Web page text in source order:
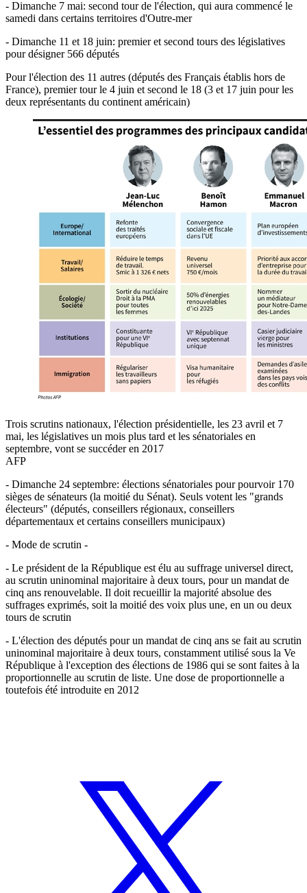
- Dimanche 7 mai: second tour de l'élection, qui aura commencé le
samedi dans certains territoires d'Outre-mer
- Dimanche 11 et 18 juin: premier et second tours des législatives
pour désigner 566 députés
Pour l'élection des 11 autres (députés des Français établis hors de
France), premier tour le 4 juin et second le 18 (3 et 17 juin pour les
deux représentants du continent américain)
Trois scrutins nationaux, l'élection présidentielle, les 23 avril et 7
mai, les législatives un mois plus tard et les sénatoriales en
septembre, vont se succéder en 2017
AFP
- Dimanche 24 septembre: élections sénatoriales pour pourvoir 170
sièges de sénateurs (la moitié du Sénat). Seuls votent les "grands
électeurs" (députés, conseillers régionaux, conseillers
départementaux et certains conseillers municipaux)
- Mode de scrutin -
- Le président de la République est élu au suffrage universel direct,
au scrutin uninominal majoritaire à deux tours, pour un mandat de
cinq ans renouvelable. Il doit recueillir la majorité absolue des
suffrages exprimés, soit la moitié des voix plus une, en un ou deux
tours de scrutin
- L'élection des députés pour un mandat de cinq ans se fait au scrutin
uninominal majoritaire à deux tours, constamment utilisé sous la Ve
République à l'exception des élections de 1986 qui se sont faites à la
proportionnelle au scrutin de liste. Une dose de proportionnelle a
toutefois été introduite en 2012